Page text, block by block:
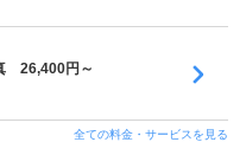
26,400円～
全ての料金・サービスを見る